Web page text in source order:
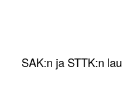
SAK:n ja STTK:n